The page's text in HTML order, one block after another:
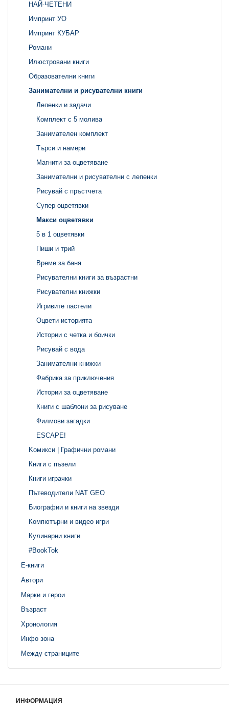
НАЙ-ЧЕТЕНИ
Импринт УО
Импринт КУБАР
Романи
Илюстровани книги
Образователни книги
Занимателни и рисувателни книги
Лепенки и задачи
Комплект с 5 молива
Занимателен комплект
Търси и намери
Магнити за оцветяване
Занимателни и рисувателни с лепенки
Рисувай с пръстчета
Супер оцветявки
Макси оцветявки
5 в 1 оцветявки
Пиши и трий
Време за баня
Рисувателни книги за възрастни
Рисувателни книжки
Игривите пастели
Оцвети историята
Истории с четка и боички
Рисувай с вода
Занимателни книжки
Фабрика за приключения
Истории за оцветяване
Книги с шаблони за рисуване
Филмови загадки
ЕSCAPE!
Kомикси | Графични романи
Книги с пъзели
Книги играчки
Пътеводители NAT GEO
Биографии и книги на звезди
Компютърни и видео игри
Кулинарни книги
#BookTok
Е-книги
Автори
Марки и герои
Възраст
Хронология
Инфо зона
Между страниците
ИНФОРМАЦИЯ